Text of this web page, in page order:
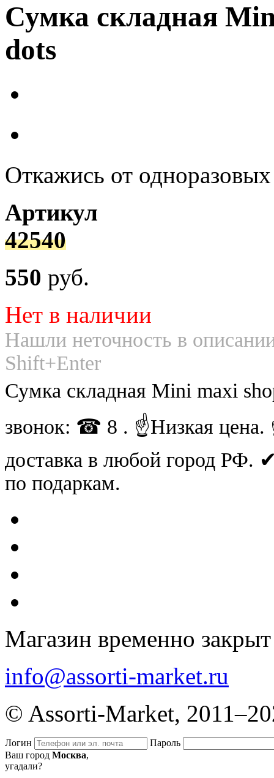
Сумка складная
dots
Откажись от одноразовых
Артикул
42540
550 руб.
Нет в наличии
Нашли неточность в
Shift+Enter
Сумка складная Mini maxi
звонок: ☎ 8 . ☝Низкая
доставка в любой город
по подаркам.
Магазин временно закрыт
info@assorti-market.ru
© Assorti-Market,
Логин
Пароль
Ваш город Москва,
угадали?